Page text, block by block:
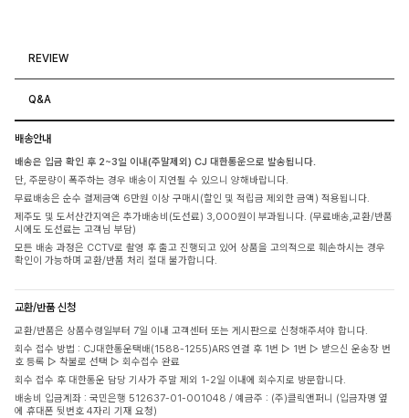
REVIEW
Q&A
배송안내
배송은 입금 확인 후 2~3일 이내(주말제외) CJ 대한통운으로 발송됩니다.
단, 주문량이 폭주하는 경우 배송이 지연될 수 있으니 양해바랍니다.
무료배송은 순수 결제금액 6만원 이상 구매시(할인 및 적립금 제외한 금액) 적용됩니다.
제주도 및 도서산간지역은 추가배송비(도선료) 3,000원이 부과됩니다. (무료배송,교환/반품
시에도 도선료는 고객님 부담)
모든 배송 과정은 CCTV로 촬영 후 출고 진행되고 있어 상품을 고의적으로 훼손하시는 경우
확인이 가능하며 교환/반품 처리 절대 불가합니다.
교환/반품 신청
교환/반품은 상품수령일부터 7일 이내 고객센터 또는 게시판으로 신청해주셔야 합니다.
회수 접수 방법 : CJ대한통운택배(1588-1255)ARS 연결 후 1번 ▷ 1번 ▷ 받으신 운송장 번
호 등록 ▷ 착불로 선택 ▷ 회수접수 완료
회수 접수 후 대한통운 담당 기사가 주말 제외 1-2일 이내에 회수지로 방문합니다.
배송비 입금계좌 : 국민은행 512637-01-001048 / 예금주 : (주)클릭앤퍼니 (입금자명 옆
에 휴대폰 뒷번호 4자리 기재 요청)